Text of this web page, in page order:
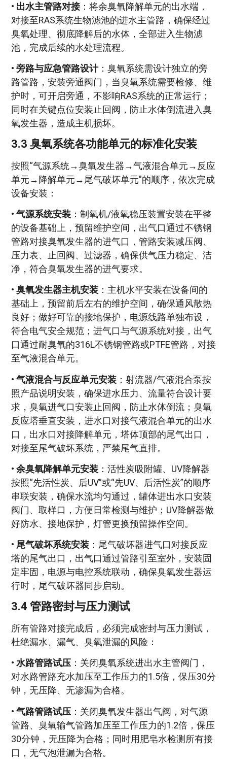
• 出水主管路对接：将余臭氧降解单元的出水端，
对接至RAS系统生物滤池的进水主管路，确保经过
臭氧处理、彻底降解后的水体，全部进入生物滤
池，完成后续的水处理流程。
• 旁路与应急管路设计：臭氧系统需设计独立的旁
路管路，安装旁通阀门，当臭氧系统需要检修、维
护时，可开启旁通，不影响RAS系统的正常运行；
同时在关键点位安装止回阀，防止水体倒流进入臭
氧发生器，造成主机损坏。
3.3 臭氧系统各功能单元的标准化安装
按照“气源系统→臭氧发生器→气液混合单元→反应
单元→降解单元→尾气破坏单元”的顺序，依次完成
设备安装：
• 气源系统安装 ：制氧机/液氧稳压装置安装在平整
的设备基础上，预留维护空间，出气口通过不锈钢
管路对接臭氧发生器的进气口，管路安装减压阀、
压力表、止回阀、过滤器，确保供气压力稳定、洁
净，符合臭氧发生器的进气要求。
• 臭氧发生器主机安装 ：主机水平安装在设备间的
基础上，预留前后左右的维护空间，确保通风散热
良好；做好可靠的接地保护，电源线路单独布设，
符合电气安全规范；进气口与气源系统对接，出气
口通过耐臭氧的316L不锈钢管路或PTFE管路，对接
至气液混合单元。
• 气液混合与反应单元安装 ：射流器/气液混合泵按
照产品说明安装，确保进水压力、流量符合设计要
求，臭氧进气口安装止回阀，防止水体倒流；臭氧
反应塔垂直安装，进水口对接气液混合单元的出水
口，出水口对接降解单元，塔体顶部的尾气出口，
对接至尾气破坏系统，严禁尾气直排。
• 余臭氧降解单元安装 ：活性炭吸附罐、UV降解器
按照“先活性炭、后UV”或“先UV、后活性炭”的顺序
串联安装，确保水流均匀通过，罐体进出水口安装
阀门、取样口，方便日常检测与维护；UV降解器做
好防水、接地保护，灯管更换预留操作空间。
• 尾气破坏系统安装 ：尾气破坏器进气口对接反应
塔的尾气出口，出气口通过管路引至室外，安装固
定牢固，电源与电控系统联动，确保臭氧发生器运
行时，尾气破坏器同步启动。
3.4 管路密封与压力测试
所有管路对接完成后，必须完成密封与压力测试，
杜绝漏水、漏气、臭氧泄漏的风险：
• 水路管路试压 ：关闭臭氧系统进出水主管阀门，
对水路管路充水加压至工作压力的1.5倍，保压30分
钟，无压降、无渗漏为合格。
• 气路管路试压 ：关闭臭氧发生器出气阀，对气源
管路、臭氧输气管路加压至工作压力的1.2倍，保压
30分钟，无压降为合格；同时用肥皂水检测所有接
口，无气泡泄漏为合格。